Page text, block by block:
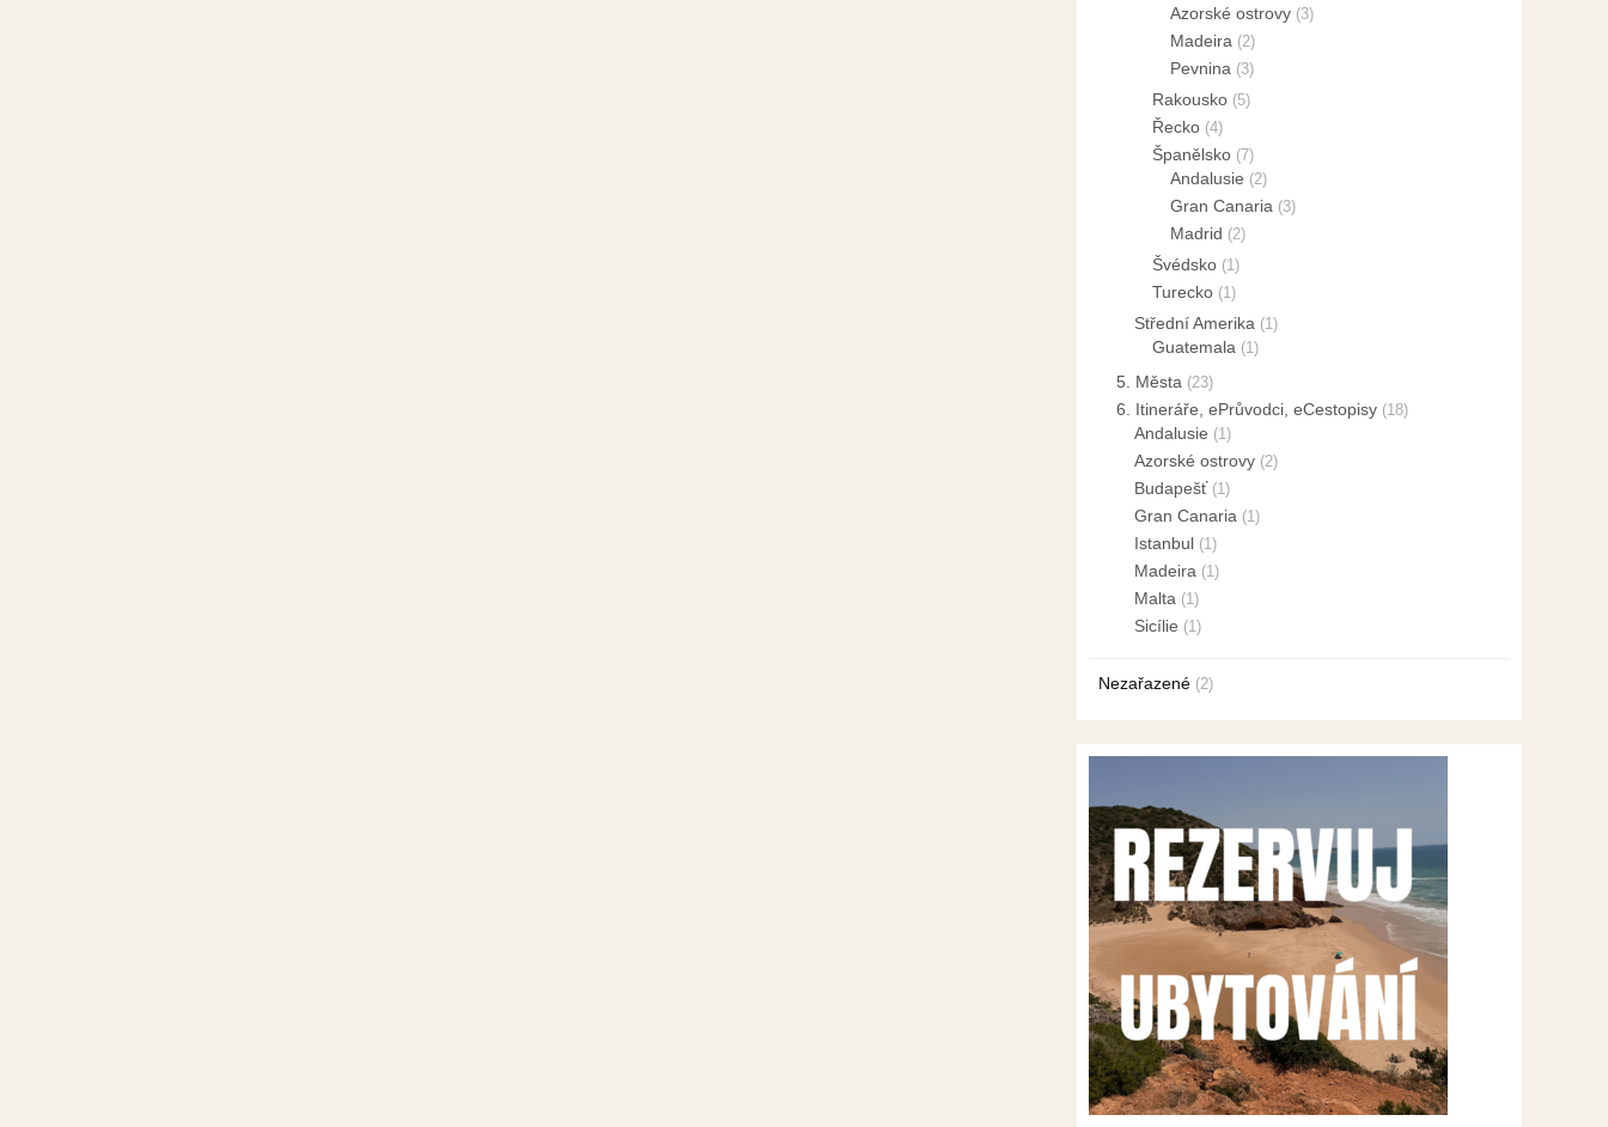
Azorské ostrovy (3)
Madeira (2)
Pevnina (3)
Rakousko (5)
Řecko (4)
Španělsko (7)
Andalusie (2)
Gran Canaria (3)
Madrid (2)
Švédsko (1)
Turecko (1)
Střední Amerika (1)
Guatemala (1)
5. Města (23)
6. Itineráře, ePrůvodci, eCestopisy (18)
Andalusie (1)
Azorské ostrovy (2)
Budapešť (1)
Gran Canaria (1)
Istanbul (1)
Madeira (1)
Malta (1)
Sicílie (1)
Nezařazené (2)